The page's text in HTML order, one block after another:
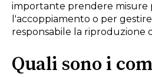
importante prendere misure
l'accoppiamento o per
responsabile la riproduzione
Quali sono i